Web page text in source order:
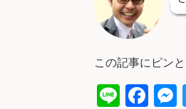
この記事にピン
Li
F